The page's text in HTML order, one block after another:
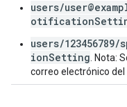
users/
users/
ionSetting . Nota:
correo electrónico del